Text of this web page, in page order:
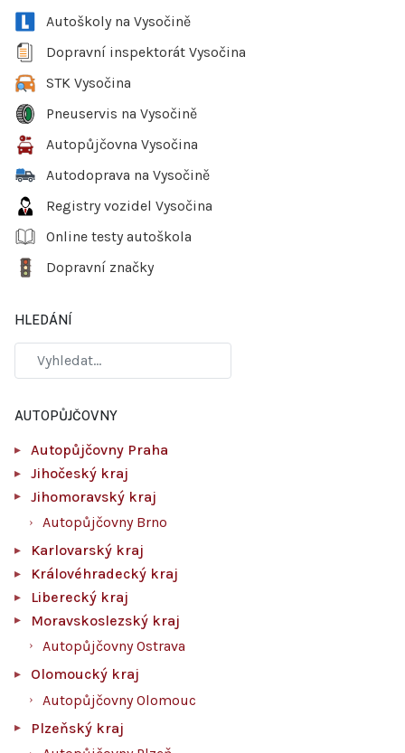
Autoškoly na Vysočině
Dopravní inspektorát Vysočina
STK Vysočina
Pneuservis na Vysočině
Autopůjčovna Vysočina
Autodoprava na Vysočině
Registry vozidel Vysočina
Online testy autoškola
Dopravní značky
HLEDÁNÍ
AUTOPŮJČOVNY
Autopůjčovny Praha
Jihočeský kraj
Jihomoravský kraj
Autopůjčovny Brno
Karlovarský kraj
Královéhradecký kraj
Liberecký kraj
Moravskoslezský kraj
Autopůjčovny Ostrava
Olomoucký kraj
Autopůjčovny Olomouc
Plzeňský kraj